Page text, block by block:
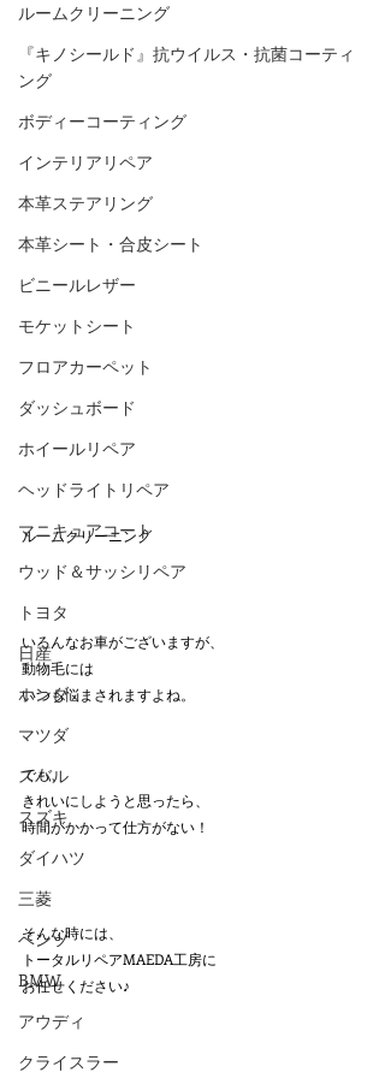
ルームクリーニング
『キノシールド』抗ウイルス・抗菌コーティ
ング
ボディーコーティング
インテリアリペア
本革ステアリング
本革シート・合皮シート
ビニールレザー
モケットシート
フロアカーペット
ダッシュボード
ホイールリペア
ヘッドライトリペア
マニキュアコート
ウッド＆サッシリペア
トヨタ
日産
ホンダ
マツダ
スバル
スズキ
ダイハツ
三菱
ベンツ
BMW
アウディ
クライスラー
ルームクリーニング
いろんなお車がございますが、
動物毛には
いつも悩まされますよね。
でも、
きれいにしようと思ったら、
時間がかかって仕方がない！
そんな時には、
トータルリペアMAEDA工房に
お任せください♪